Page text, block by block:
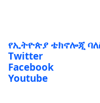
የኢትዮጵያ ቴክኖሎጂ
Twitter
Facebook
Youtube